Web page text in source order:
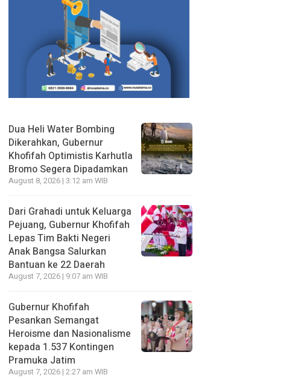
Dua Heli Water Bombing
Dikerahkan, Gubernur
Khofifah Optimistis Karhutla
Bromo Segera Dipadamkan
August 8, 2026 | 3:12 am WIB
Dari Grahadi untuk Keluarga
Pejuang, Gubernur Khofifah
Lepas Tim Bakti Negeri
Anak Bangsa Salurkan
Bantuan ke 22 Daerah
August 7, 2026 | 9:07 am WIB
Gubernur Khofifah
Pesankan Semangat
Heroisme dan Nasionalisme
kepada 1.537 Kontingen
Pramuka Jatim
August 7, 2026 | 2:27 am WIB